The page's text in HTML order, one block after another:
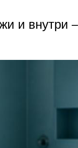
и внутри